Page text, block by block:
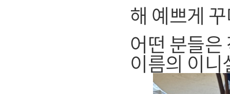
해 예쁘게
어떤 분들
이름의 이